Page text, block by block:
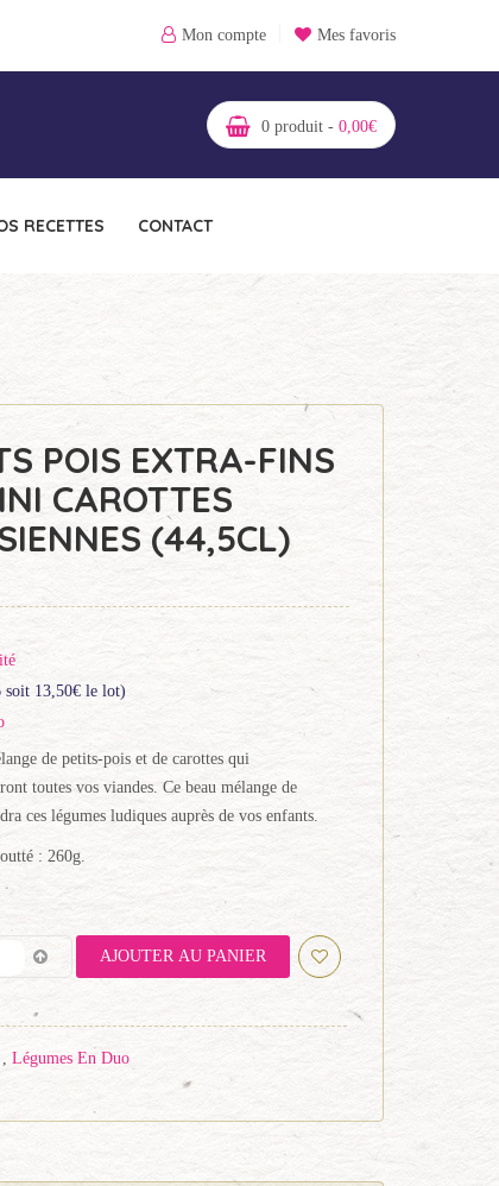
Mon compte Mes favoris
0 produit - 0,00€
RECETTES CONTACT
POIS EXTRA-FINS
CAROTTES
(44,5CL)
soit 13,50€le lot)
de petits-pois et de carottes qui
toutes vos viandes. Ce beau mélange de
ces légumes ludiques auprès de vos enfants.
: 260g.
AJOUTER AU PANIER
, Légumes En Duo